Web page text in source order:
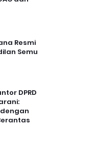
Resmi
Semu
DPRD